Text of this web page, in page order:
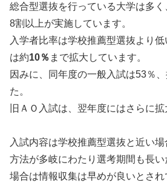
総合型選抜を行っている大学は多
8割以上が実施しています。
入学者比率は学校推薦型選抜より
は約10％ まで拡大しています。
因みに、同年度の一般入試は53％
た。
旧ＡＯ入試は、翌年度にはさらに拡
入試内容は学校推薦型選抜と近い
方法が多岐にわたり選考期間も長
場合は情報収集は早めが良いとされ